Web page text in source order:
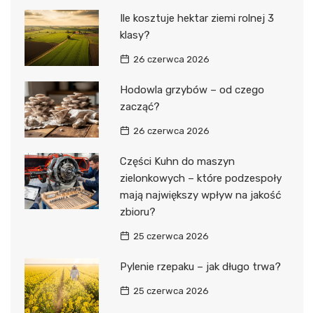
Ile kosztuje hektar ziemi rolnej 3
klasy?
26 czerwca 2026
Hodowla grzybów – od czego
zacząć?
26 czerwca 2026
Części Kuhn do maszyn
zielonkowych – które podzespoły
mają największy wpływ na jakość
zbioru?
25 czerwca 2026
Pylenie rzepaku – jak długo trwa?
25 czerwca 2026